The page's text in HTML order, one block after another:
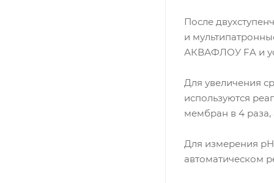
После
и
АКВАФЛОУ FA и
Для увеличения
используются
мембран в 4
Для измерения
автоматическом